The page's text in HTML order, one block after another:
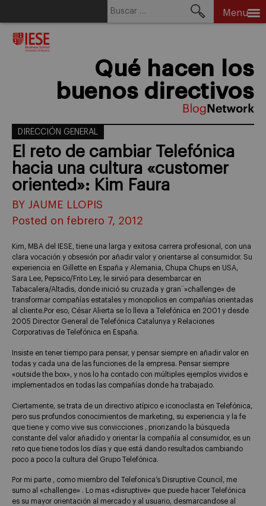
Menu
Qué hacen los
buenos directivos
DIRECCIÓN GENERAL
El reto de cambiar Telefónica
hacia una cultura «customer
oriented»: Kim Faura
BY JAUME LLOPIS
Posted on febrero 7, 2012
Kim, MBA del IESE, tiene una larga y exitosa carrera profesional, con una
clara vocación y obsesión por añadir valor y orientarse al consumidor. Su
experiencia en Gillette en España y Alemania, Chupa Chups en USA,
Sara Lee, Pepsico/Frito Ley, le sirvió para desembarcar en
Tabacalera/Altadis, donde inició su cruzada y gran¨»challenge» de
transformar compañías estatales y monopolios en compañías orientadas
al cliente.Por eso, César Alierta se lo lleva a Telefónica en 2001 y desde
2005 Director General de Telefónica Catalunya y Relaciones
Corporativas de Telefónica en España.
Insiste en tener tiempo para pensar, y pensar siempre en añadir valor en
todas y cada una de las funciones de la empresa. Pensar siempre
«outside the box», y nos lo ha contado con múltiples ejemplos vividos e
implementados en todas las compañías donde ha trabajado.
Ciertamente, se trata de un directivo atípico e iconoclasta en Telefónica,
pero sus profundos conocimientos de marketing, su experiencia y la fe
que tiene y como vive sus convicciones , priorizando la búsqueda
constante del valor añadido y orientar la compañía al consumidor, es un
reto que tiene todos los días y que está dando resultados cambiando
poco a poco la cultura del Grupo Telefónica.
Por mi parte , como miembro del Telefonica’s Disruptive Council, me
sumo al «challenge» . Lo mas «disruptive» que puede hacer Telefónica
es su mayor orientación al mercado y al usuario, desmarcandose al